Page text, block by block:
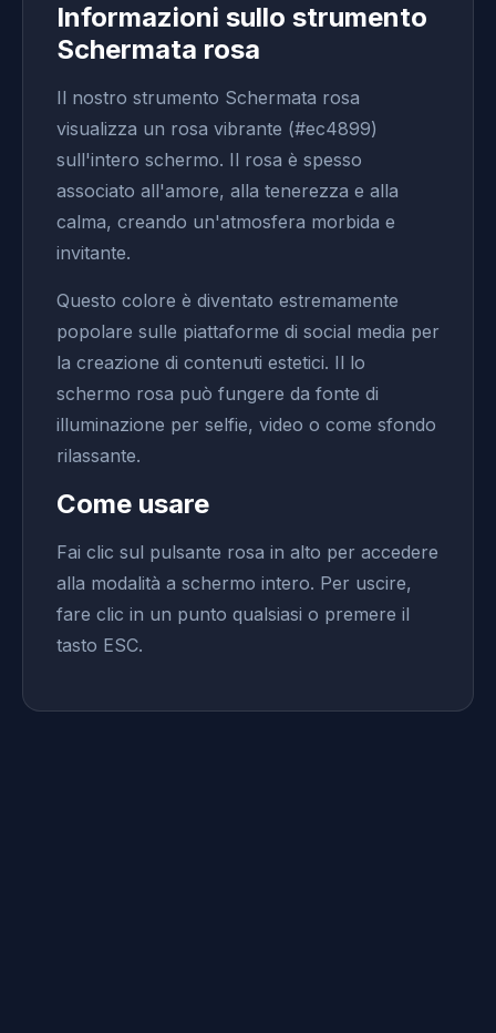
Informazioni sullo strumento
Schermata rosa
Il nostro strumento Schermata rosa
visualizza un rosa vibrante (#ec4899)
sull'intero schermo. Il rosa è spesso
associato all'amore, alla tenerezza e alla
calma, creando un'atmosfera morbida e
invitante.
Questo colore è diventato estremamente
popolare sulle piattaforme di social media per
la creazione di contenuti estetici. Il lo
schermo rosa può fungere da fonte di
illuminazione per selfie, video o come sfondo
rilassante.
Come usare
Fai clic sul pulsante rosa in alto per accedere
alla modalità a schermo intero. Per uscire,
fare clic in un punto qualsiasi o premere il
tasto ESC.